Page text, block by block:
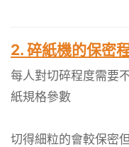
2. 碎紙機的保密
每人對切碎程度需要
紙規格參數
切得細粒的會較保密